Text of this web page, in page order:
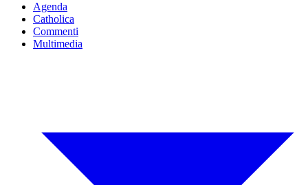
Agenda
Catholica
Commenti
Multimedia